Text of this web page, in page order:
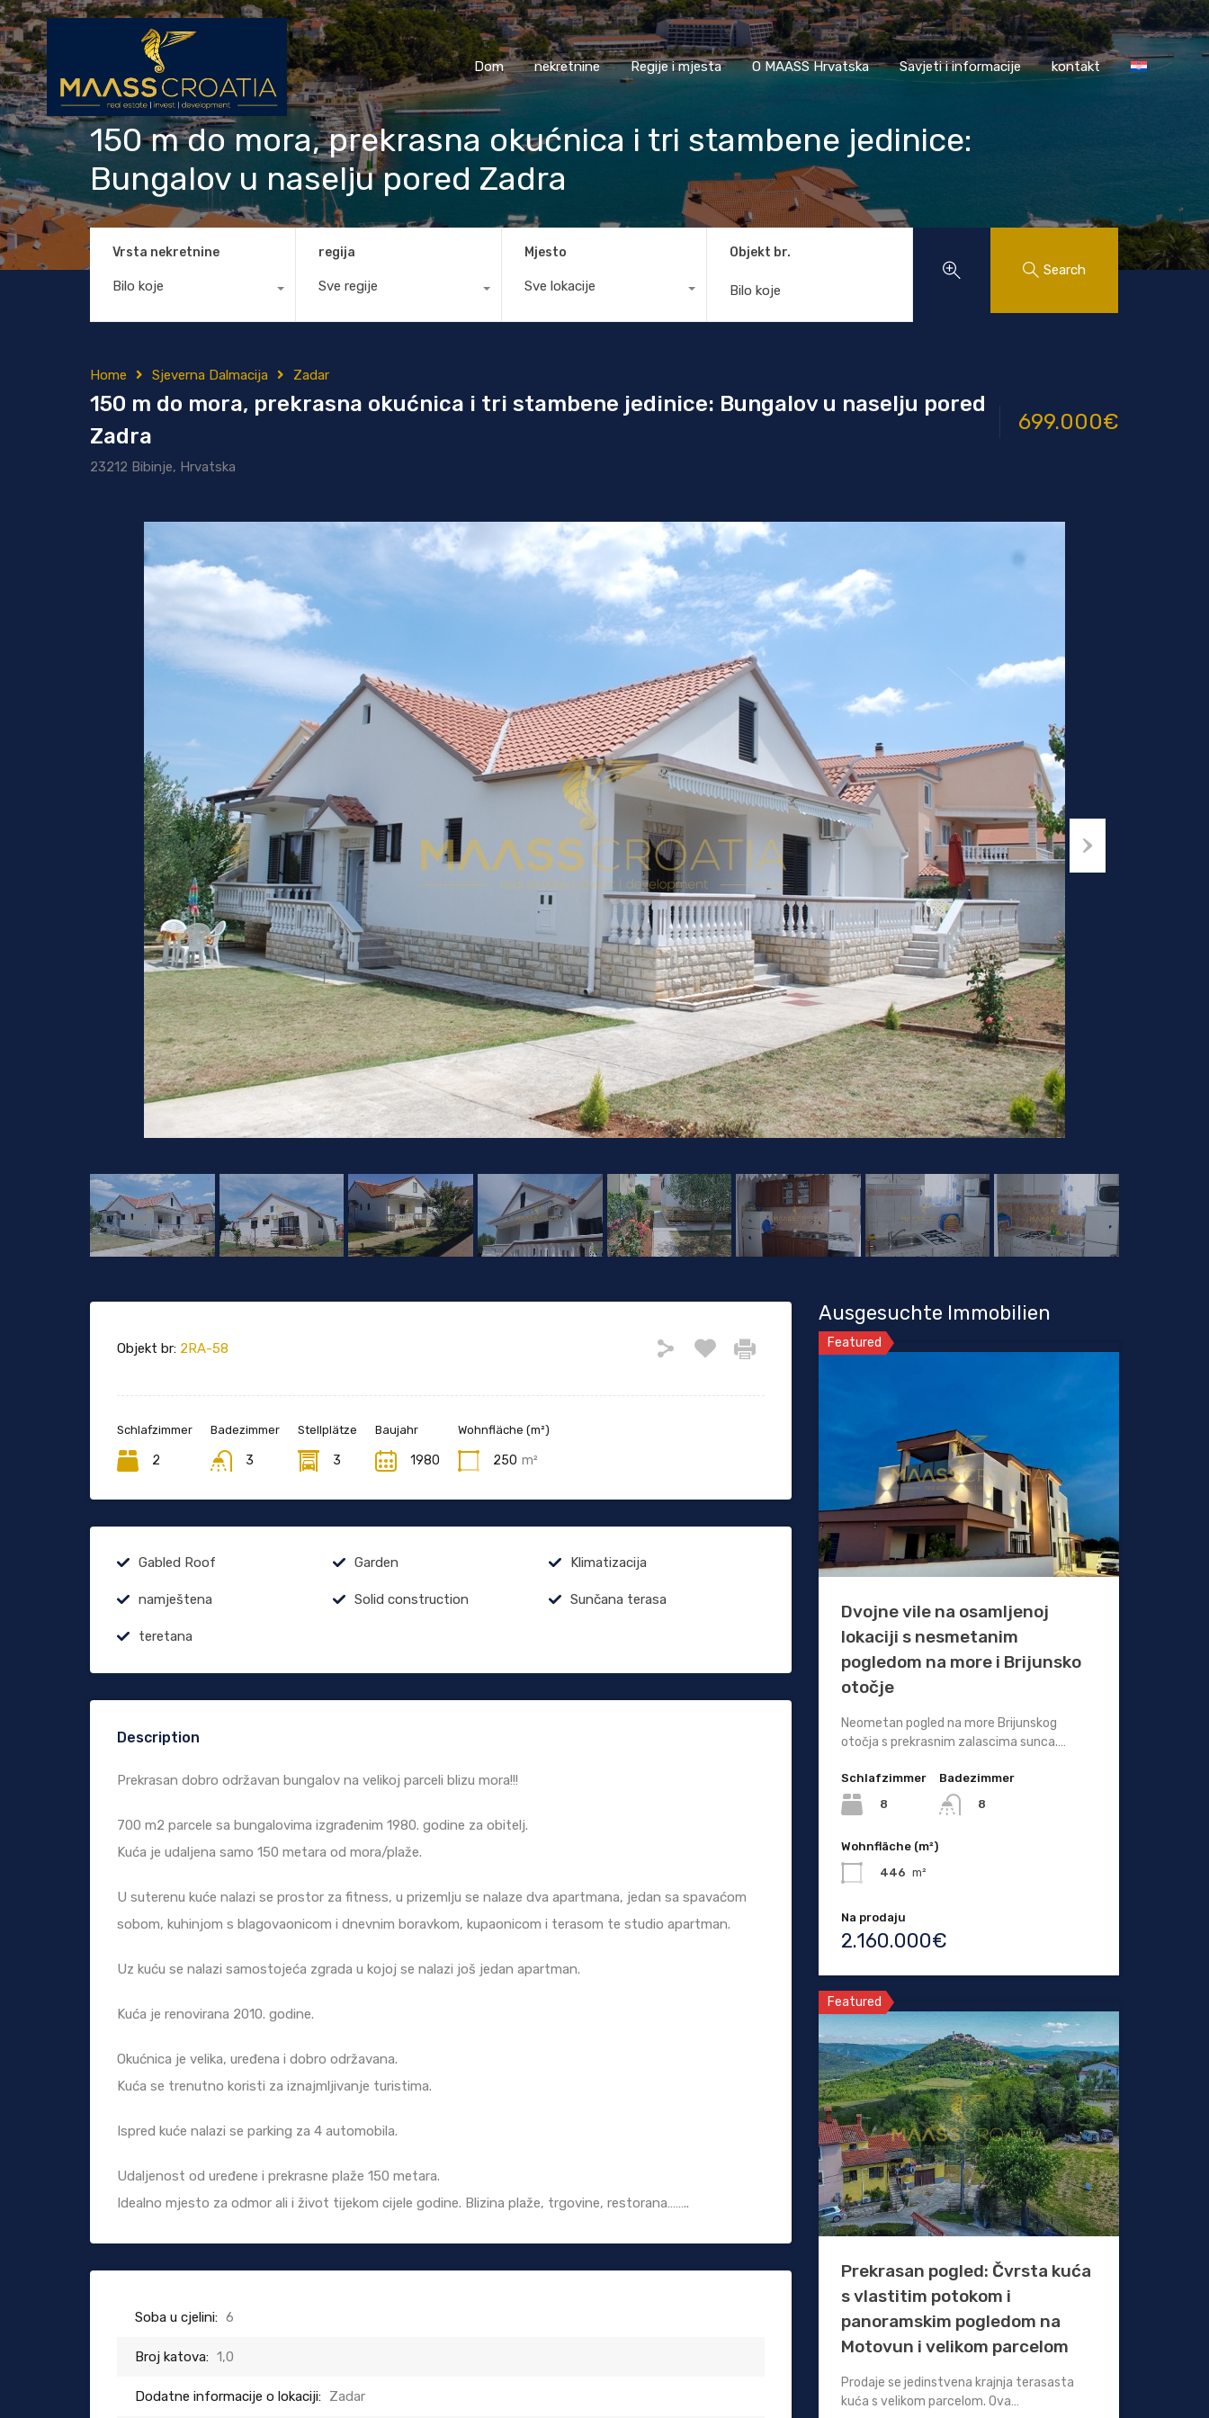
Dom nekretnine Regije i mjesta O MAASS Hrvatska Savjeti i informacije kontakt
Dom nekretnine Regije i mjesta O MAASS Hrvatska Savjeti i informacije kontakt
150 m do mora, prekrasna okućnica i tri stambene jedinice:
Bungalov u naselju pored Zadra
Vrsta nekretnine
Bilo koje
regija
Sve regije
Mjesto
Sve lokacije
Objekt br.
Search
Home Sjeverna Dalmacija Zadar
150 m do mora, prekrasna okućnica i tri stambene jedinice: Bungalov u naselju pored
Zadra
23212 Bibinje, Hrvatska
699.000€
Objekt br: 2RA-58
Schlafzimmer
2
Badezimmer
3
Stellplätze
3
Baujahr
1980
Wohnfläche (m²)
250 m²
Gabled Roof Garden Klimatizacija
namještena Solid construction Sunčana terasa
teretana
Description
Prekrasan dobro održavan bungalov na velikoj parceli blizu mora!!!
700 m2 parcele sa bungalovima izgrađenim 1980. godine za obitelj.
Kuća je udaljena samo 150 metara od mora/plaže.
U suterenu kuće nalazi se prostor za fitness, u prizemlju se nalaze dva apartmana, jedan sa spavaćom
sobom, kuhinjom s blagovaonicom i dnevnim boravkom, kupaonicom i terasom te studio apartman.
Uz kuću se nalazi samostojeća zgrada u kojoj se nalazi još jedan apartman.
Kuća je renovirana 2010. godine.
Okućnica je velika, uređena i dobro održavana.
Kuća se trenutno koristi za iznajmljivanje turistima.
Ispred kuće nalazi se parking za 4 automobila.
Udaljenost od uređene i prekrasne plaže 150 metara.
Idealno mjesto za odmor ali i život tijekom cijele godine. Blizina plaže, trgovine, restorana……..
Soba u cjelini: 6
Broj katova: 1,0
Dodatne informacije o lokaciji: Zadar
Ausgesuchte Immobilien
Featured
Dvojne vile na osamljenoj
lokaciji s nesmetanim
pogledom na more i Brijunsko
otočje
Neometan pogled na more Brijunskog
otočja s prekrasnim zalascima sunca.…
Schlafzimmer
8
Badezimmer
8
Wohnfläche (m²)
446 m²
Na prodaju
2.160.000€
Featured
Prekrasan pogled: Čvrsta kuća
s vlastitim potokom i
panoramskim pogledom na
Motovun i velikom parcelom
Prodaje se jedinstvena krajnja terasasta
kuća s velikom parcelom. Ova…